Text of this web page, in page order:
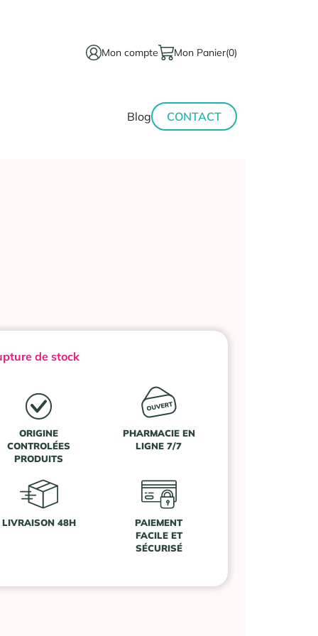
Mon compte Mon Panier(0)
Blog CONTACT
de stock
ORIGINE
CONTROLÉES
PRODUITS
PHARMACIE EN
LIGNE 7/7
LIVRAISON 48H
PAIEMENT
FACILE ET
SÉCURISÉ